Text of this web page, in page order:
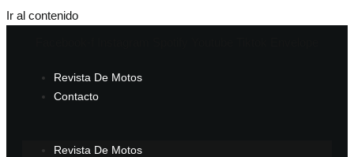
Ir al contenido
Revista De Motos
Contacto
Revista De Motos